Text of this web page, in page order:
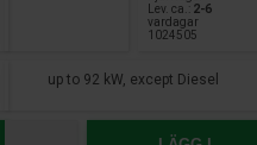
Lev. ca.: 2-6
vardagar
1024505
up to 92 kW, except Diesel